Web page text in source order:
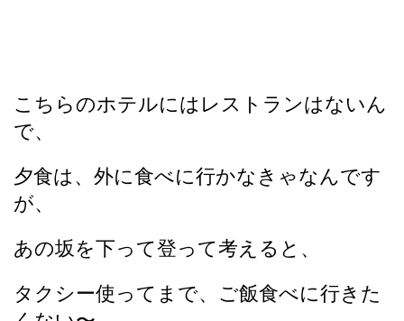
こちらのホテルにはレストランはないん
で、
夕食は、外に食べに行かなきゃなんです
が、
あの坂を下って登って考えると、
タクシー使ってまで、ご飯食べに行きた